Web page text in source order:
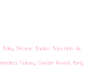
Baby Shower, Bautizo, Bola nido de
, Galaxy, Gender Reveal Party,